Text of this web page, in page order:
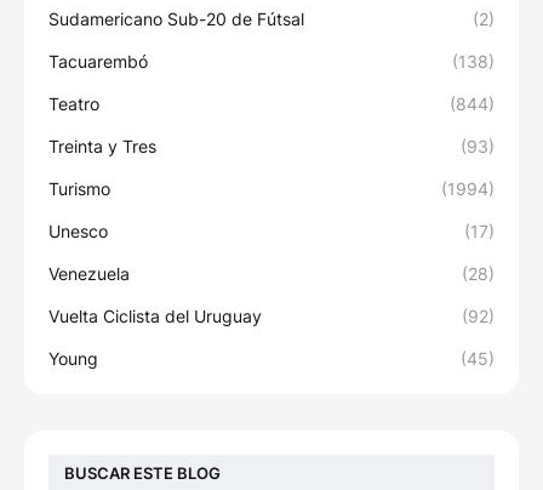
Sudamericano Sub-20 de Fútsal (2)
Tacuarembó (138)
Teatro (844)
Treinta y Tres (93)
Turismo (1994)
Unesco (17)
Venezuela (28)
Vuelta Ciclista del Uruguay (92)
Young (45)
BUSCAR ESTE BLOG